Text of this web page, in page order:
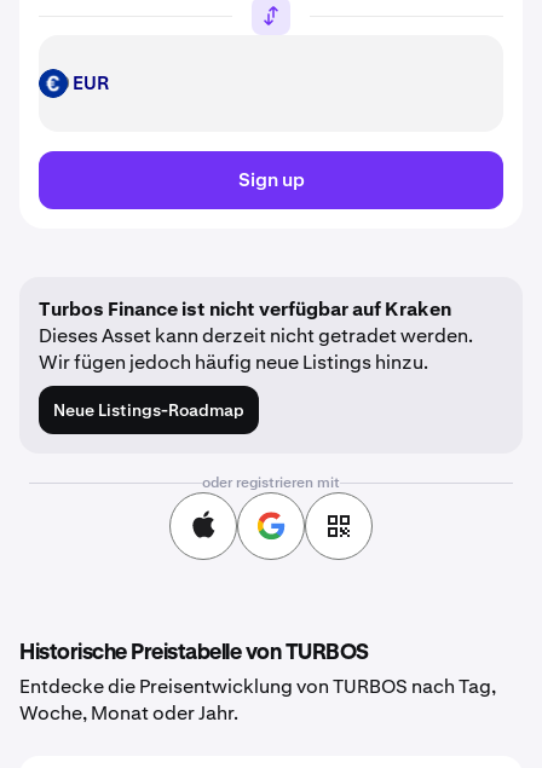
EUR EUR
Sign up
Turbos Finance ist nicht verfügbar auf Kraken
Dieses Asset kann derzeit nicht getradet werden.
Wir fügen jedoch häufig neue Listings hinzu.
Neue Listings-Roadmap
oder registrieren mit
Historische Preistabelle von TURBOS
Entdecke die Preisentwicklung von TURBOS nach Tag,
Woche, Monat oder Jahr.